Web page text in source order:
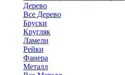
Дерево
Все Дерево
Бруски
Кругляк
Ламели
Рейки
Фанера
Металл